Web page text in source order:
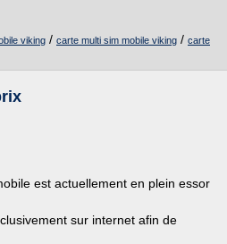
viking / carte multi sim mobile viking / carte
est actuellement en plein essor
sur internet afin de